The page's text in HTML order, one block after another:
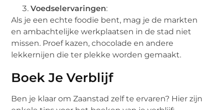
Voedselervaringen:
Als je een echte foodie bent, mag je de markten
en ambachtelijke werkplaatsen in de stad niet
missen. Proef kazen, chocolade en andere
lekkernijen die ter plekke worden gemaakt.
Boek Je Verblijf
Ben je klaar om Zaanstad zelf te ervaren? Hier zijn